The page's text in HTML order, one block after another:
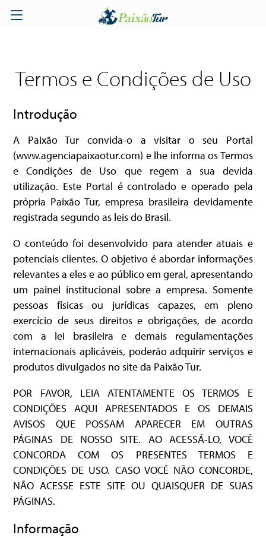
Termos e Condições de Uso
Introdução
A Paixão Tur convida-o a visitar o seu Portal
(www.agenciapaixaotur.com) e lhe informa os Termos
e Condições de Uso que regem a sua devida
utilização. Este Portal é controlado e operado pela
própria Paixão Tur, empresa brasileira devidamente
registrada segundo as leis do Brasil.
O conteúdo foi desenvolvido para atender atuais e
potenciais clientes. O objetivo é abordar informações
relevantes a eles e ao público em geral, apresentando
um painel institucional sobre a empresa. Somente
pessoas físicas ou jurídicas capazes, em pleno
exercício de seus direitos e obrigações, de acordo
com a lei brasileira e demais regulamentações
internacionais aplicáveis, poderão adquirir serviços e
produtos divulgados no site da Paixão Tur.
POR FAVOR, LEIA ATENTAMENTE OS TERMOS E
CONDIÇÕES AQUI APRESENTADOS E OS DEMAIS
AVISOS QUE POSSAM APARECER EM OUTRAS
PÁGINAS DE NOSSO SITE. AO ACESSÁ-LO, VOCÊ
CONCORDA COM OS PRESENTES TERMOS E
CONDIÇÕES DE USO. CASO VOCÊ NÃO CONCORDE,
NÃO ACESSE ESTE SITE OU QUAISQUER DE SUAS
PÁGINAS.
Informação